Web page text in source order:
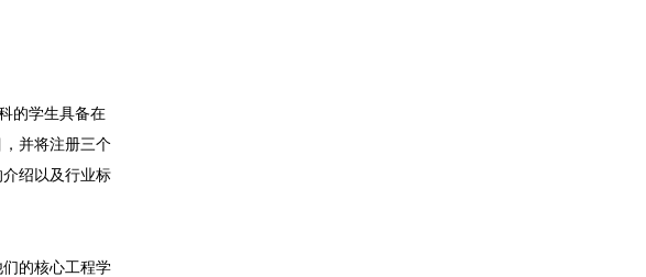
的学生具备在
并将注册三个
绍以及行业标
的核心工程学